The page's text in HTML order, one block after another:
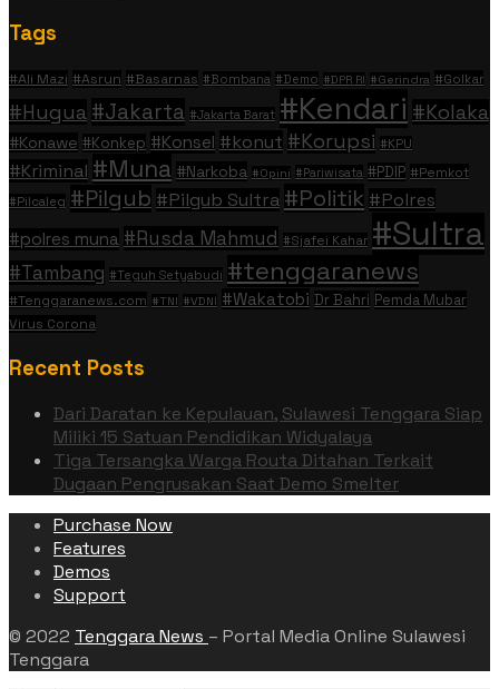
Tags
#Ali Mazi #Asrun #Basarnas #Bombana #Demo #DPR RI #Gerindra #Golkar
#Hugua #Jakarta #Jakarta Barat #Kendari #Kolaka
#Konawe #Konkep #Konsel #konut #Korupsi #KPU
#Kriminal #Muna #Narkoba #Opini #Pariwisata #PDIP #Pemkot
#Pilcaleg #Pilgub #Pilgub Sultra #Politik #Polres
#polres muna #Rusda Mahmud #Sjafei Kahar #Sultra
#Tambang #Teguh Setyabudi #tenggaranews
#Tenggaranews.com #TNI #VDNI #Wakatobi Dr Bahri Pemda Mubar
Virus Corona
Recent Posts
Dari Daratan ke Kepulauan, Sulawesi Tenggara Siap
Miliki 15 Satuan Pendidikan Widyalaya
Tiga Tersangka Warga Routa Ditahan Terkait
Dugaan Pengrusakan Saat Demo Smelter
Purchase Now
Features
Demos
Support
© 2022 Tenggara News – Portal Media Online Sulawesi
Tenggara